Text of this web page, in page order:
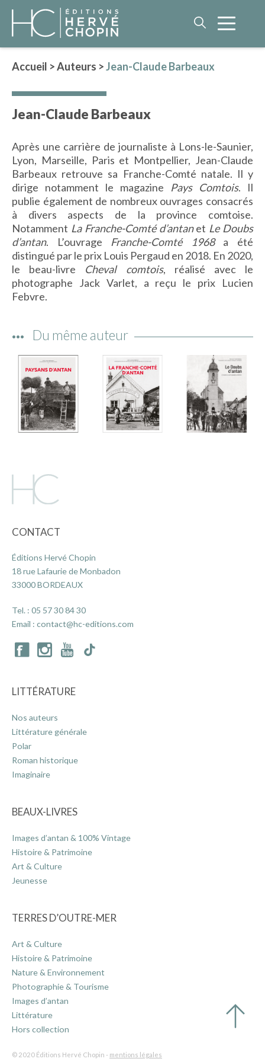
NOS AUTEURS
POLAR
IMAGINAIRE
LITTÉRATURE GÉNÉRALE
PHILOSOPHIE
BEAUX-LIVRES
IMAGES D’ANTAN & 100% VINTAGE
TERRES D’OUTRE-MER
ART & CULTURE
HISTOIRE & PATRIMOINE
NATURE & ENVIRONNEMENT
ACTUALITÉS
Accueil >Auteurs >Jean-Claude Barbeaux
Jean-Claude Barbeaux
Après une carrière de journaliste à Lons-le-Saunier,
Lyon, Marseille, Paris et Montpellier, Jean-Claude
Barbeaux retrouve sa Franche-Comté natale. Il y
dirige notamment le magazine Pays Comtois. Il
publie également de nombreux ouvrages consacrés
à divers aspects de la province comtoise.
Notamment La Franche-Comté d’antanet Le Doubs
d’antan. L’ouvrage Franche-Comté 1968 a été
distingué par le prix Louis Pergaud en 2018. En 2020,
le beau-livre Cheval comtois, réalisé avec le
photographe Jack Varlet, a reçu le prix Lucien
Febvre.
Du même auteur
CONTACT
Éditions Hervé Chopin
18 rue Lafaurie de Monbadon
33000 BORDEAUX
Tel. : 05 57 30 84 30
Email : contact@hc-editions.com
LITTÉRATURE
Nos auteurs
Littérature générale
Polar
Roman historique
Imaginaire
BEAUX-LIVRES
Images d’antan & 100% Vintage
Histoire & Patrimoine
Art & Culture
Jeunesse
TERRES D’OUTRE-MER
Art & Culture
Histoire & Patrimoine
Nature & Environnement
Photographie & Tourisme
Images d’antan
Littérature
Hors collection
© 2020 Éditions Hervé Chopin - mentions légales